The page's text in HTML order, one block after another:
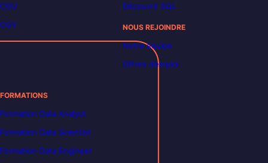
CGU
CGV
Découvrir SQL
NOUS REJOINDRE
Notre équipe
Offres d’emploi
FORMATIONS
Formation Data Analyst
Formation Data Scientist
Formation Data Engineer